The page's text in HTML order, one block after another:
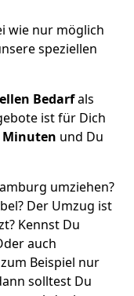
wie nur möglich
speziellen
Bedarfals
ist für Dich
Minuten und Du
umziehen?
Der Umzug ist
Kennst Du
auch
Beispiel nur
solltest Du